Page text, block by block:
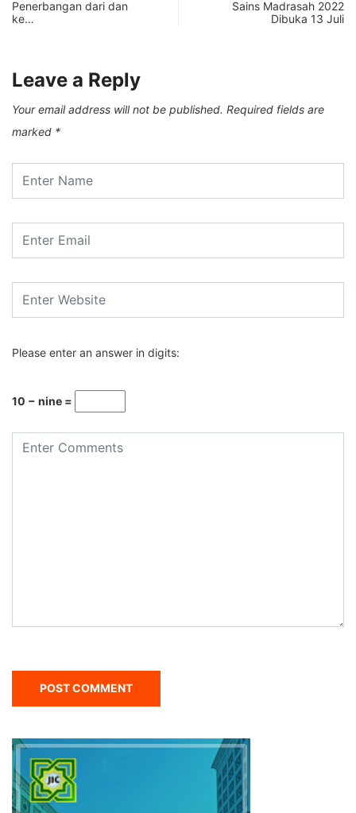
Penerbangan dari dan
ke…
Sains Madrasah 2022
Dibuka 13 Juli
Leave a Reply
Your email address will not be published. Required fields are
marked *
Please enter an answer in digits:
10 − nine =